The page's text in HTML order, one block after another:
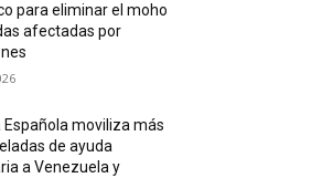
para eliminar el moho
afectadas por
Española moviliza más
de ayuda
a Venezuela y